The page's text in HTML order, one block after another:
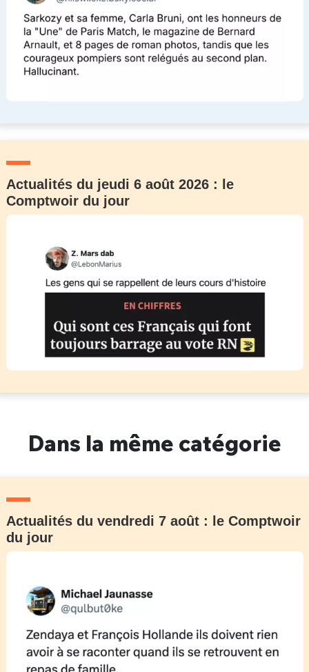
Actualités du jeudi 6 août 2026 : le
Comptwoir du jour
Dans la même catégorie
Actualités du vendredi 7 août : le Comptwoir
du jour